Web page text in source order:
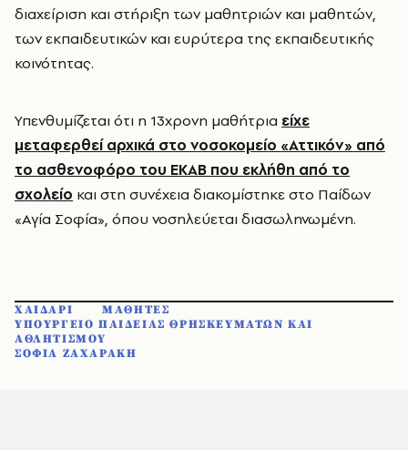
διαχείριση και στήριξη των μαθητριών και μαθητών,
των εκπαιδευτικών και ευρύτερα της εκπαιδευτικής
κοινότητας.
Υπενθυμίζεται ότι η 13χρονη μαθήτρια είχε
μεταφερθεί αρχικά στο νοσοκομείο «Αττικόν» από
το ασθενοφόρο του ΕΚΑΒ που εκλήθη από το
σχολείο και στη συνέχεια διακομίστηκε στο Παίδων
«Αγία Σοφία», όπου νοσηλεύεται διασωληνωμένη.
ΧΑΙΔΑΡΙ
ΜΑΘΗΤΕΣ
ΥΠΟΥΡΓΕΙΟ ΠΑΙΔΕΙΑΣ ΘΡΗΣΚΕΥΜΑΤΩΝ ΚΑΙ
ΑΘΛΗΤΙΣΜΟΥ
ΣΟΦΙΑ ΖΑΧΑΡΑΚΗ